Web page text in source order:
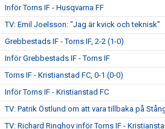
Inför Torns IF - Husqvarna FF
TV: Emil Joelsson: "Jag är kvick och teknisk"
Grebbestads IF - Torns IF, 2-2 (1-0)
Inför Grebbestads IF - Torns IF
Torns IF - Kristianstad FC, 0-1 (0-0)
Inför Torns IF - Kristianstad FC
TV: Patrik Östlund om att vara tillbaka på
TV: Richard Ringhov inför Torns IF -